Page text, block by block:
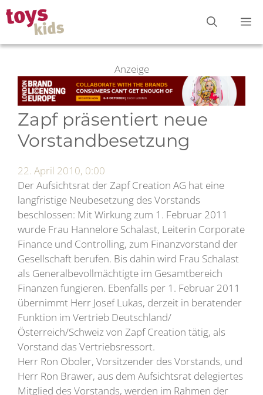
Zum
Inhalt
springen
Anzeige
Zapf präsentiert neue
Vorstandbesetzung
22. April 2010, 0:00
Der Aufsichtsrat der Zapf Creation AG hat eine
langfristige Neubesetzung des Vorstands
beschlossen: Mit Wirkung zum 1. Februar 2011
wurde Frau Hannelore Schalast, Leiterin Corporate
Finance und Controlling, zum Finanzvorstand der
Gesellschaft berufen. Bis dahin wird Frau Schalast
als Generalbevollmächtigte im Gesamtbereich
Finanzen fungieren. Ebenfalls per 1. Februar 2011
übernimmt Herr Josef Lukas, derzeit in beratender
Funktion im Vertrieb Deutschland/
Österreich/Schweiz von Zapf Creation tätig, als
Vorstand das Vertriebsressort.
Herr Ron Oboler, Vorsitzender des Vorstands, und
Herr Ron Brawer, aus dem Aufsichtsrat delegiertes
Mitglied des Vorstands, werden im Rahmen der